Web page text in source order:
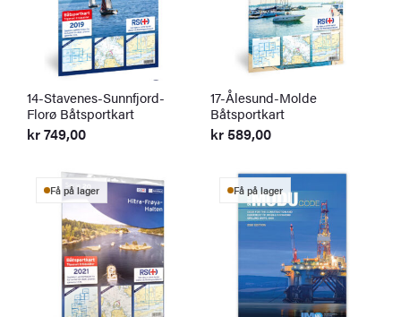
14-Stavenes-Sunnfjord-
Florø Båtsportkart
kr749,00
17-Ålesund-Molde
Båtsportkart
kr 589,00
Få på lager Få på lager